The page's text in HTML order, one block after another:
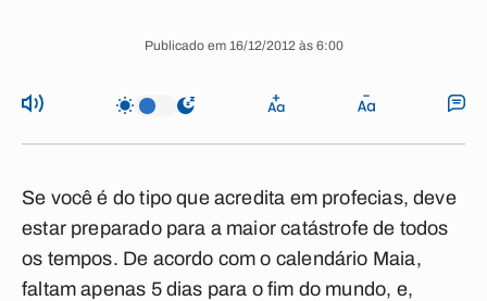
Publicado em 16/12/2012 às 6:00
Se você é do tipo que acredita em profecias, deve
estar preparado para a maior catástrofe de todos
os tempos. De acordo com o calendário Maia,
faltam apenas 5 dias para o fim do mundo, e,